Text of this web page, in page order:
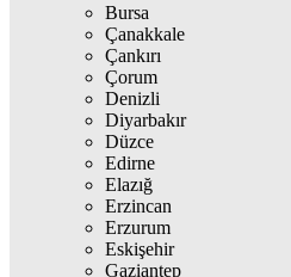
Bursa
Çanakkale
Çankırı
Çorum
Denizli
Diyarbakır
Düzce
Edirne
Elazığ
Erzincan
Erzurum
Eskişehir
Gaziantep